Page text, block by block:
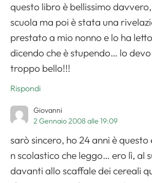
questo libro è bellissimo
scuola ma poi è stata una
prestato a mio nonno e lo ha
dicendo che è stupendo… lo
troppo bello!!!
Rispondi
Giovanni
2 Gennaio 2008 alle 19:09
sarò sincero, ho 24 anni è
n scolastico che leggo… ero lì, al
davanti allo scaffale dei cereali